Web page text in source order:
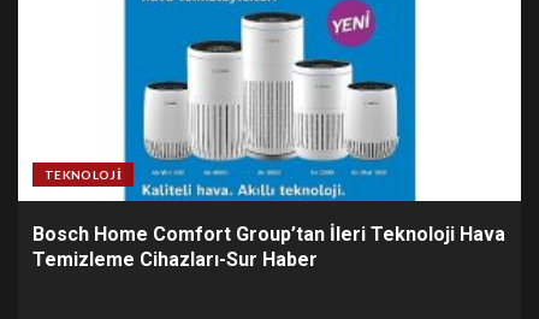
TEKNOLOJI
Bosch Home Comfort Group’tan İleri Teknoloji Hava
Temizleme Cihazları-Sur Haber